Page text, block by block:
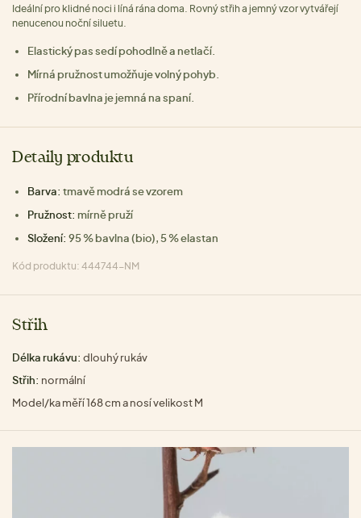
Ideální pro klidné noci i líná rána doma. Rovný střih a jemný vzor vytvářejí
nenucenou noční siluetu.
Elastický pas sedí pohodlně a netlačí.
Mírná pružnost umožňuje volný pohyb.
Přírodní bavlna je jemná na spaní.
Detaily produktu
Barva: tmavě modrá se vzorem
Pružnost: mírně pruží
Složení: 95 % bavlna (bio), 5 % elastan
Kód produktu: 444744-NM
Střih
Délka rukávu: dlouhý rukáv
Střih: normální
Model/ka měří 168 cm a nosí velikost M